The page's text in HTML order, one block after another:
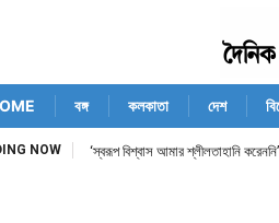
বঙ্গ কলকাতা দেশ
NOW ‘স্বরূপ বিশ্বাস আমার শ্লীলতাহানি